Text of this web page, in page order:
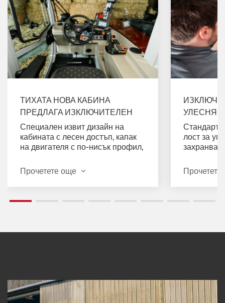
ТИХАТА НОВА КАБИНА
ПРЕДЛАГА ИЗКЛЮЧИТЕЛЕН
КОМФОРТ И ВИДИМОСТ
Специален извит дизайн на
кабината с лесен достъп, капак
на двигателя с по-нисък профил,
въздушно окачване. Сега до
4 децибела по-тихо по време на
товарене.
Прочетете още
лост за
инчов
екран)